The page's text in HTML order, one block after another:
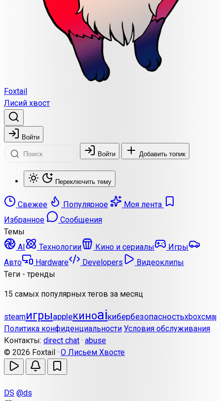
Foxtail
Лисий хвост
Войти
Войти Добавить топик
Переключить тему
Свежее Популярное
Моя лента
Избранное
Сообщения
Темы
AI
Технологии Кино и сериалы
Игры
Авто
Hardware Developers
Видеоклипы
Теги - тренды
15 самых популярных тегов за месяц
steamигрыappleкиноaiкибербезопасностьxbox
Политика конфиденциальности Условия обслуживания
Контакты: direct chat · abuse
© 2026 Foxtail · О Лисьем Хвосте
DS @ds